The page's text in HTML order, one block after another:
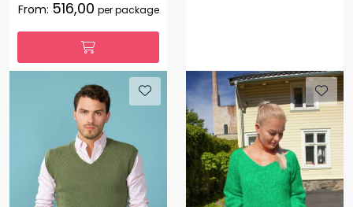
From: 516,00 per package